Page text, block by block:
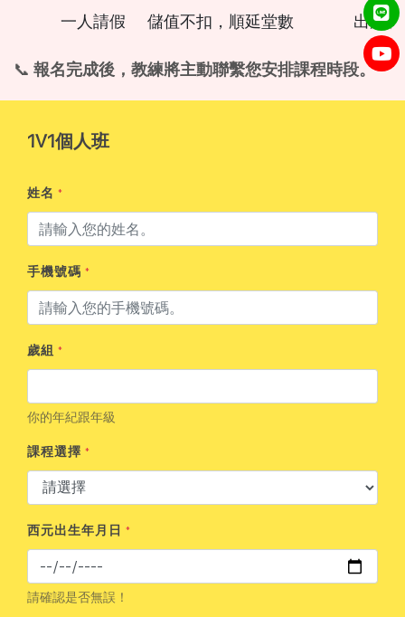
一人請假 儲值不扣，順延堂數 出席
📞 報名完成後，教練將主動聯繫您安排課程時段。
1V1個人班
姓名 *
手機號碼 *
歲組 *
你的年紀跟年級
課程選擇 *
西元出生年月日 *
請確認是否無誤！